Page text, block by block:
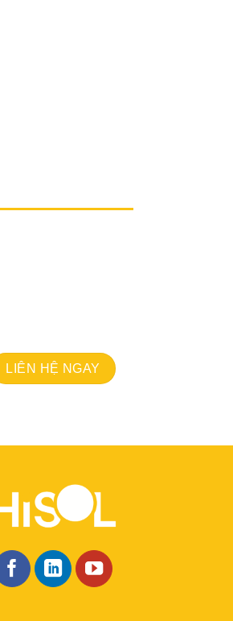
LIÊN HỆ NGAY